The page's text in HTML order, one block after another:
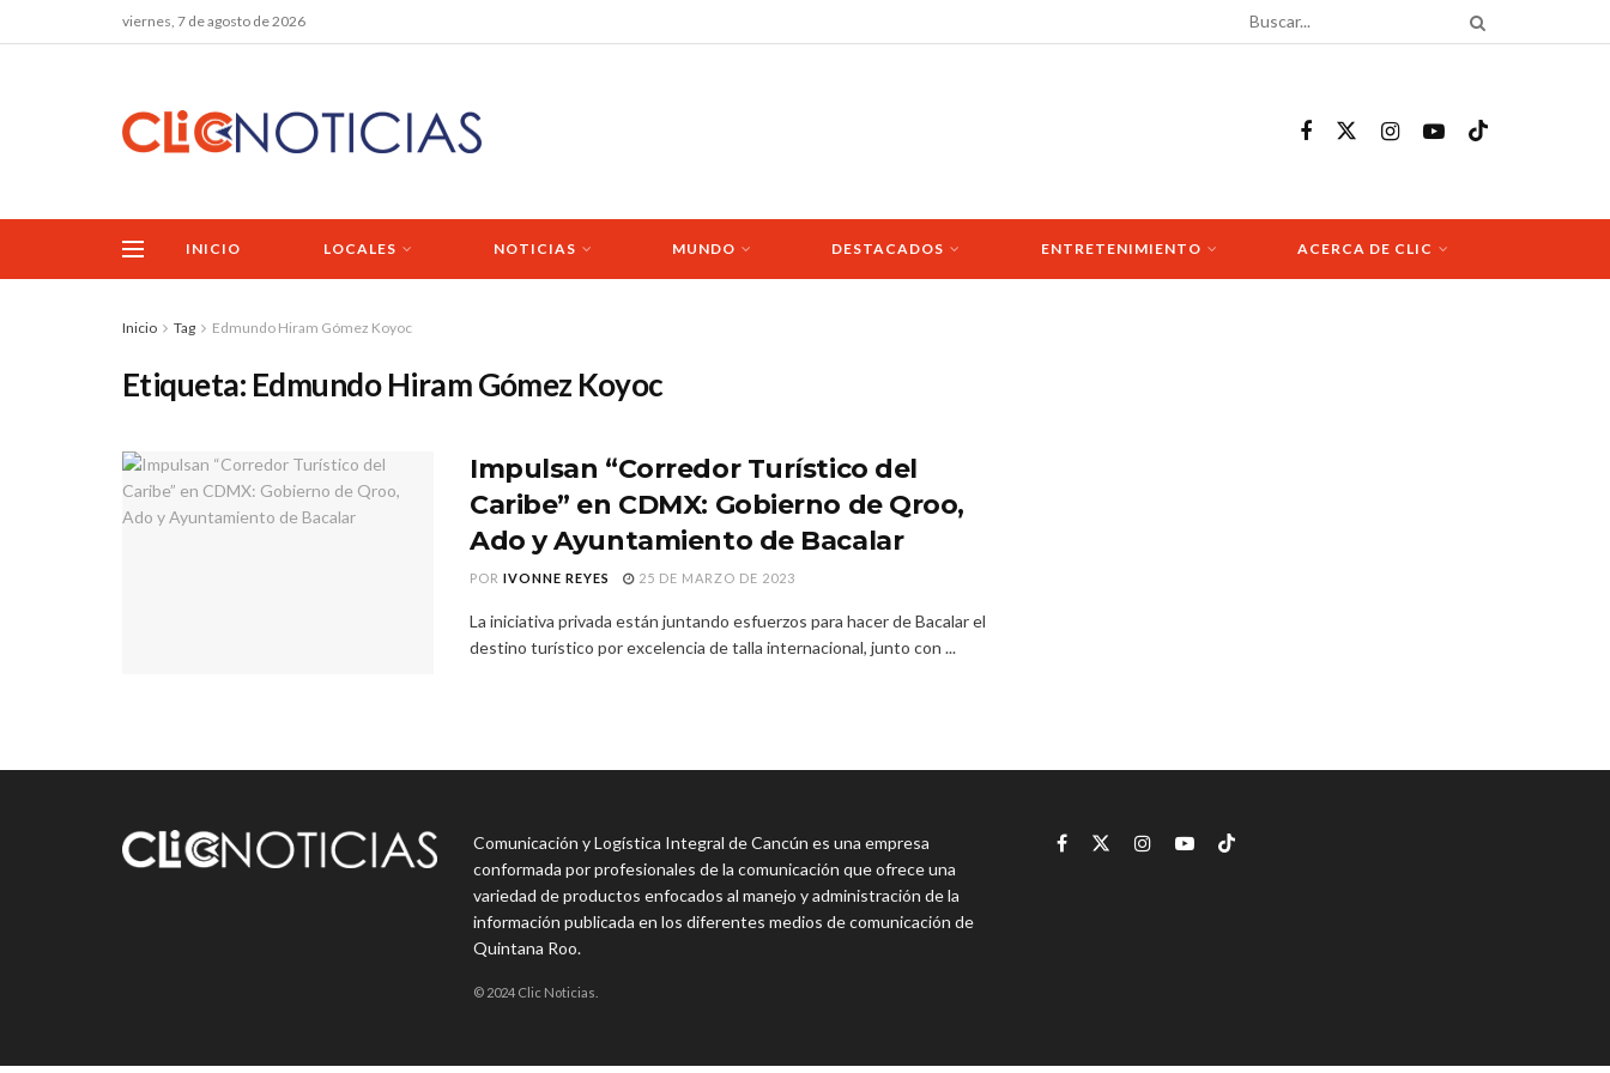
viernes, 7 de agosto de 2026
INICIO LOCALES NOTICIAS MUNDO DESTACADOS ENTRETENIMIENTO ACERCA DE CLIC
Inicio Tag Edmundo Hiram Gómez Koyoc
Etiqueta: Edmundo Hiram Gómez Koyoc
Impulsan “Corredor Turístico del
Caribe” en CDMX: Gobierno de Qroo,
Ado y Ayuntamiento de Bacalar
POR IVONNE REYES 25 DE MARZO DE 2023
La iniciativa privada están juntando esfuerzos para hacer de Bacalar el
destino turístico por excelencia de talla internacional, junto con ...
Comunicación y Logística Integral de Cancún es una empresa
conformada por profesionales de la comunicación que ofrece una
variedad de productos enfocados al manejo y administración de la
información publicada en los diferentes medios de comunicación de
Quintana Roo.
© 2024 Clic Noticias.